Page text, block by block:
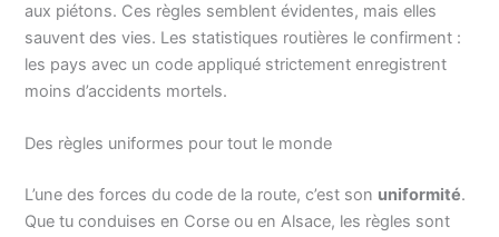
aux piétons. Ces règles semblent évidentes, mais elles
sauvent des vies. Les statistiques routières le confirment :
les pays avec un code appliqué strictement enregistrent
moins d’accidents mortels.
Des règles uniformes pour tout le monde
L’une des forces du code de la route, c’est son uniformité.
Que tu conduises en Corse ou en Alsace, les règles sont